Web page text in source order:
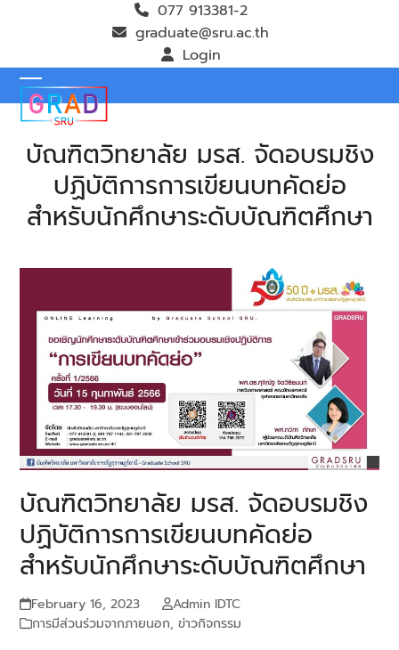
077 913381-2
graduate@sru.ac.th
Login
Open
mobile
menu
Close
mobile
menu
บัณฑิตวิทยาลัย มรส. จัดอบรมชิง
ปฏิบัติการการเขียนบทคัดย่อ
สำหรับนักศึกษาระดับบัณฑิตศึกษา
บัณฑิตวิทยาลัย มรส. จัดอบรมชิง
ปฏิบัติการการเขียนบทคัดย่อ
สำหรับนักศึกษาระดับบัณฑิตศึกษา
February 16, 2023
Admin IDTC
การมีส่วนร่วมจากภายนอก,ข่าวกิจกรรม